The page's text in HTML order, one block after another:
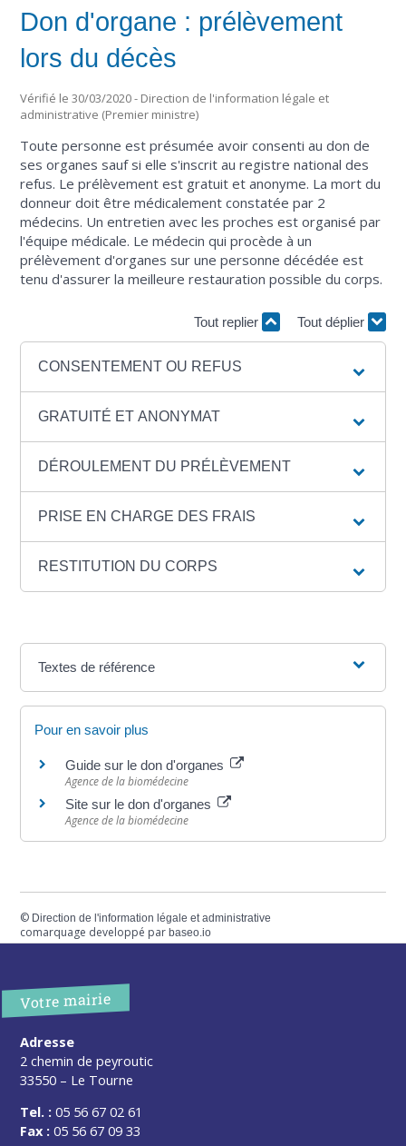
Don d'organe : prélèvement
lors du décès
Vérifié le 30/03/2020 - Direction de l'information légale et
administrative (Premier ministre)
Toute personne est présumée avoir consenti au don de
ses organes sauf si elle s'inscrit au registre national des
refus. Le prélèvement est gratuit et anonyme. La mort du
donneur doit être médicalement constatée par 2
médecins. Un entretien avec les proches est organisé par
l'équipe médicale. Le médecin qui procède à un
prélèvement d'organes sur une personne décédée est
tenu d'assurer la meilleure restauration possible du corps.
Tout replier Tout déplier
CONSENTEMENT OU REFUS
GRATUITÉ ET ANONYMAT
DÉROULEMENT DU PRÉLÈVEMENT
PRISE EN CHARGE DES FRAIS
RESTITUTION DU CORPS
Textes de référence
Pour en savoir plus
Guide sur le don d'organes
Agence de la biomédecine
Site sur le don d'organes
Agence de la biomédecine
© Direction de l'information légale et administrative
comarquage developpé parbaseo.io
Votre mairie
Adresse
2 chemin de peyroutic
33550 – Le Tourne
Tel. : 05 56 67 02 61
Fax : 05 56 67 09 33